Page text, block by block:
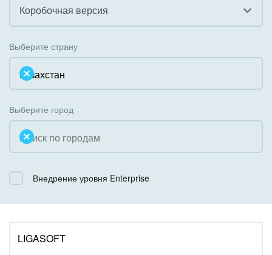
Организация задач и проектов
Внедрение Бизнес-процессов
Системное администрирование
Интернет-магазин и CRM
Крупные корпоративные внедрения
Внедрение для медицины
Внедрение для гос.организаций
Внедрение онлайн-продаж
Государственные организации
Коммунальные услуги, ЖКХ
Некоммерческие, религиозные организации,
Недвижимость, риэлтерские компании
Образование, наука
Общественно-политические организации
Охрана, безопасность
Коробочная версия
Облачный Битрикс24
Коробочная версия
Выберите страну
Выберите город
Внедрение уровня Enterprise
LIGASOFT